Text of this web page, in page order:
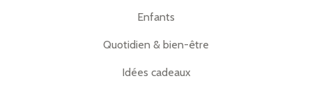
Enfants
Quotidien & bien-être
Idées cadeaux